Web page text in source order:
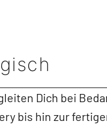
Dich bei
bis hin zur